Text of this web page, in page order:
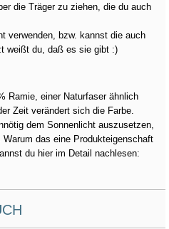
die Träger zu ziehen, die du auch
verwenden, bzw. kannst die auch
weißt du, daß es sie gibt :)
Ramie, einer Naturfaser ähnlich
Zeit verändert sich die Farbe.
dem Sonnenlicht auszusetzen,
das eine Produkteigenschaft
du hier im Detail nachlesen: